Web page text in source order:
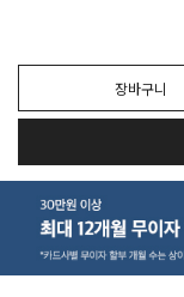
장바구니